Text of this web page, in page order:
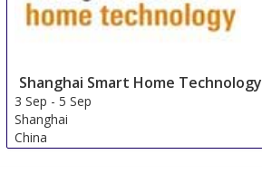
Shanghai Smart Home Technology
3 Sep -5 Sep
Shanghai
China